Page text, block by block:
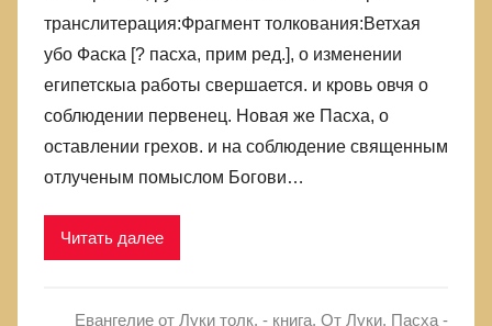
транслитерация:Фрагмент толкования:Ветхая
убо Фаска [? пасха, прим ред.], о изменении
египетскыа работы свершается. и кровь овчя о
соблюдении первенец. Новая же Пасха, о
оставлении грехов. и на соблюдение священным
отлученым помыслом Богови…
Читать далее
Евангелие от Луки толк. - книга, От Луки, Пасха -